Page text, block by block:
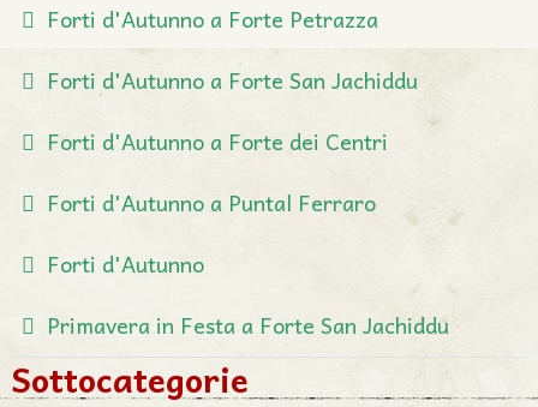
Forti d'Autunno a Forte Petrazza
Forti d'Autunno a Forte San Jachiddu
Forti d'Autunno a Forte dei Centri
Forti d'Autunno a Puntal Ferraro
Forti d'Autunno
Primavera in Festa a Forte San Jachiddu
Sottocategorie